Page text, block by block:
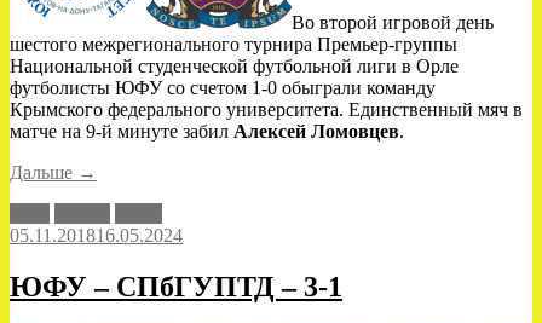
Во второй игровой день
шестого межрегионального турнира Премьер-группы
Национальной студенческой футбольной лиги в Орле
футболисты ЮФУ со счетом 1-0 обыграли команду
Крымского федерального университета. Единственный мяч в
матче на 9-й минуте забил Алексей Ломовцев.
Дальше «ЮФУ
–
0»
→
05.11.201816.05.2024
ЮФУ – СПбГУПТД – 3-1